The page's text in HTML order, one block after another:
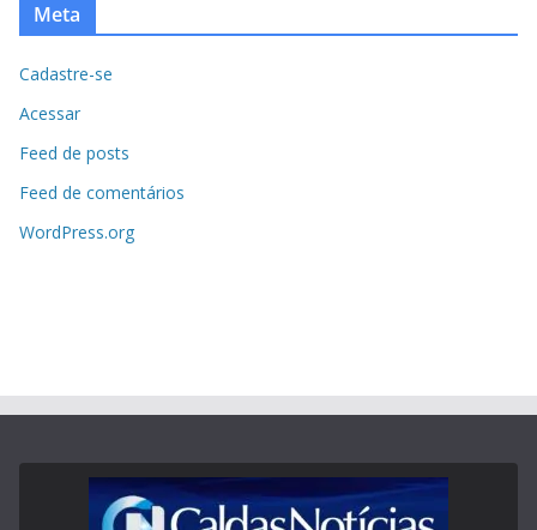
Meta
Cadastre-se
Acessar
Feed de posts
Feed de comentários
WordPress.org